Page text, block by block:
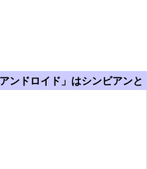
ンドロイド」はシンビアンと